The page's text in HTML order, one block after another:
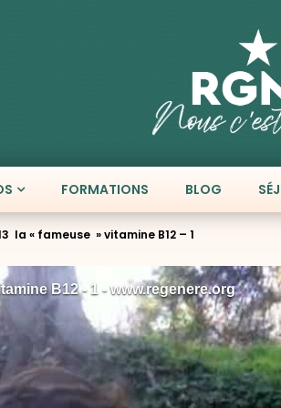
FORMATIONS BLOG
la « fameuse » vitamine B12 – 1